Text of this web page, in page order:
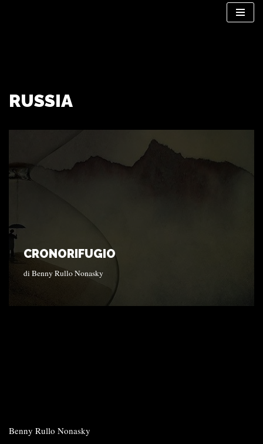
RUSSIA
CRONORIFUGIO
diBenny Rullo Nonasky
Benny Rullo Nonasky